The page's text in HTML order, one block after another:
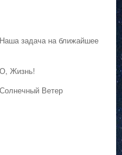
задача на ближайшее
О, Жизнь!
Ветер